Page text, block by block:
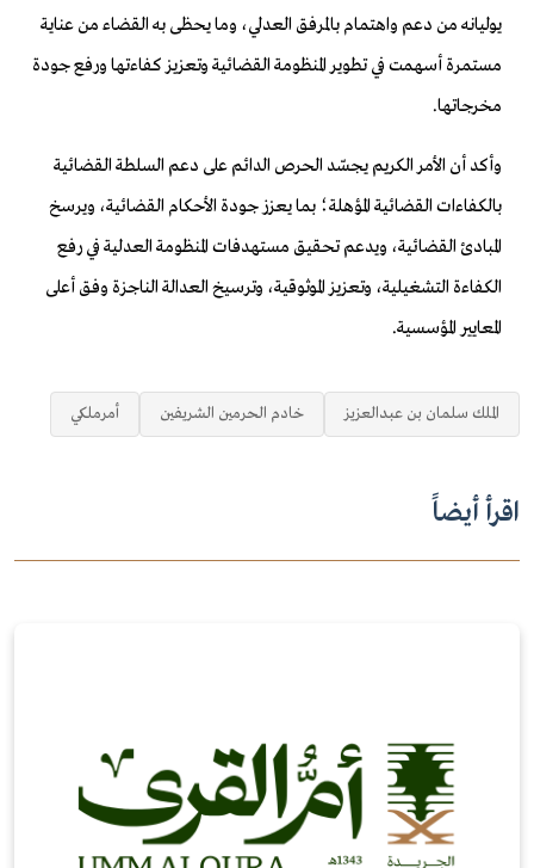
يوليانه من دعم واهتمام بالمرفق العدلي، وما يحظى به القضاء من عناية
مستمرة أسهمت في تطوير المنظومة القضائية وتعزيز كفاءتها ورفع جودة
مخرجاتها.
وأكد أن الأمر الكريم يجسّد الحرص الدائم على دعم السلطة القضائية
بالكفاءات القضائية المؤهلة؛ بما يعزز جودة الأحكام القضائية، ويرسخ
المبادئ القضائية، ويدعم تحقيق مستهدفات المنظومة العدلية في رفع
الكفاءة التشغيلية، وتعزيز الموثوقية، وترسيخ العدالة الناجزة وفق أعلى
المعايير المؤسسية.
الملك سلمان بن عبدالعزيز خادم الحرمين الشريفين أمرملكي
اقرأ أيضاً